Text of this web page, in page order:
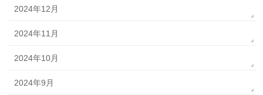
2024年12月
2024年11月
2024年10月
2024年9月